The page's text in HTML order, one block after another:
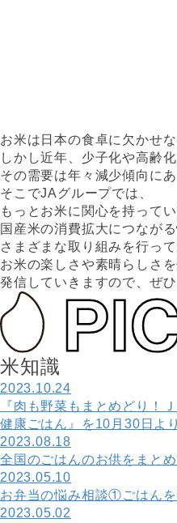
お米は日本の食卓に欠かせな
しかし近年、少子化や高齢
その需要は年々減少傾向にあ
そこでJAグループでは、
もっとお米に関心を持って
国産米の消費拡大につなが
さまざまな取り組みを行って
お米の楽しさや素晴らしさ
発信していきますので、ぜひ
米知識
2023.10.24
『肉も野菜もまとめどり！
健康ごはん』を10月30日よ
2023.08.18
全国のごはんのお供をまとめ
2023.05.10
お弁当の悩み相談①ごはん
2023.05.02